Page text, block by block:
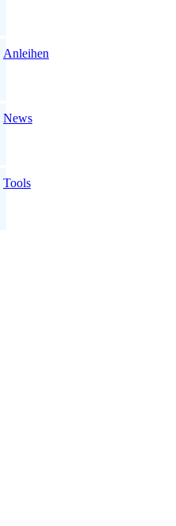
Anleihen
News
Tools